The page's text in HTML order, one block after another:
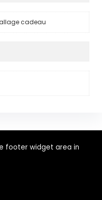
cadeau
footer widget area in